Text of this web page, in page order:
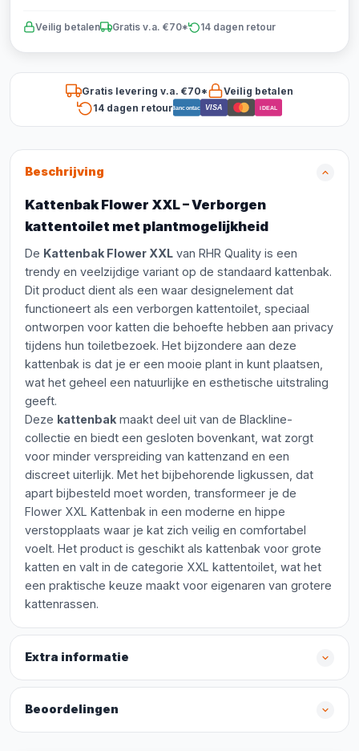
Veilig betalen Gratis v.a. €70* 14 dagen retour
Gratis levering v.a. €70*
Veilig betalen
14 dagen retourBancontact VISA iDEAL
Beschrijving
Kattenbak Flower XXL – Verborgen
kattentoilet met plantmogelijkheid
De Kattenbak Flower XXL van RHR Quality is een
trendy en veelzijdige variant op de standaard kattenbak.
Dit product dient als een waar designelement dat
functioneert als een verborgen kattentoilet, speciaal
ontworpen voor katten die behoefte hebben aan privacy
tijdens hun toiletbezoek. Het bijzondere aan deze
kattenbak is dat je er een mooie plant in kunt plaatsen,
wat het geheel een natuurlijke en esthetische uitstraling
geeft.
Deze kattenbak maakt deel uit van de Blackline-
collectie en biedt een gesloten bovenkant, wat zorgt
voor minder verspreiding van kattenzand en een
discreet uiterlijk. Met het bijbehorende ligkussen, dat
apart bijbesteld moet worden, transformeer je de
Flower XXL Kattenbak in een moderne en hippe
verstopplaats waar je kat zich veilig en comfortabel
voelt. Het product is geschikt als kattenbak voor grote
katten en valt in de categorie XXL kattentoilet, wat het
een praktische keuze maakt voor eigenaren van grotere
kattenrassen.
Extra informatie
Beoordelingen